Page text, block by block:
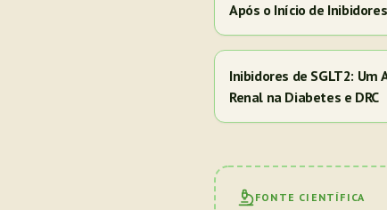
Após o Início de
Inibidores de SGLT2: Um
Renal na Diabetes e DRC
FONTE CIENTÍFICA